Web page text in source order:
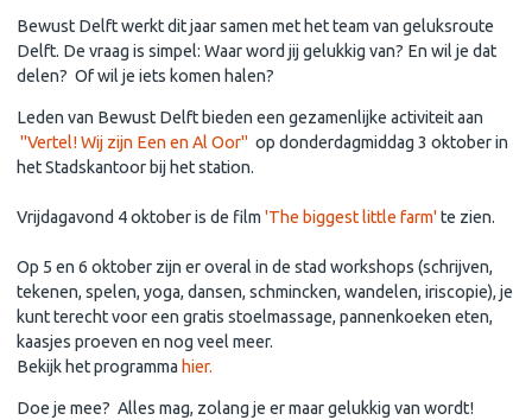
Bewust Delft werkt dit jaar samen met het team van geluksroute
Delft. De vraag is simpel: Waar word jij gelukkig van? En wil je dat
delen? Of wil je iets komen halen?
Leden van Bewust Delft bieden een gezamenlijke activiteit aan
"Vertel! Wij zijn Een en Al Oor" op donderdagmiddag 3 oktober in
het Stadskantoor bij het station.
Vrijdagavond 4 oktober is de film 'The biggest little farm'te zien.
Op 5 en 6 oktober zijn er overal in de stad workshops (schrijven,
tekenen, spelen, yoga, dansen, schmincken, wandelen, iriscopie), je
kunt terecht voor een gratis stoelmassage, pannenkoeken eten,
kaasjes proeven en nog veel meer.
Bekijk het programma hier.
Doe je mee? Alles mag, zolang je er maar gelukkig van wordt!